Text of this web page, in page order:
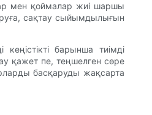
мен қоймалар жиі шаршы
сақтау сыйымдылығын
барынша тиімді
қажет пе, теңшелген сөре
басқаруды жақсарта